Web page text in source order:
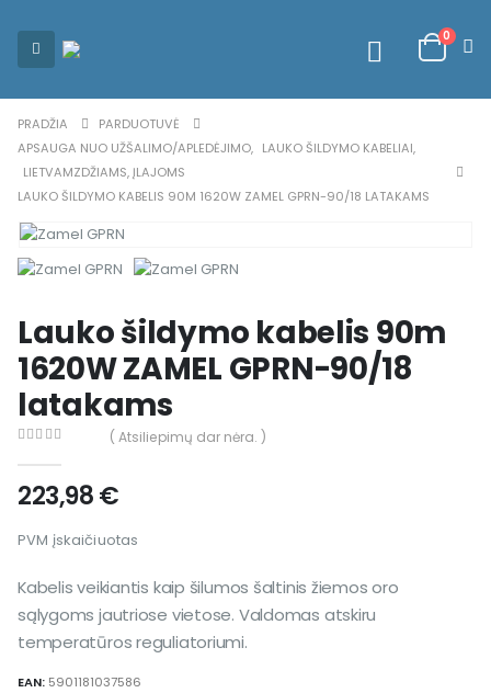
0
PRADŽIA
PARDUOTUVĖ
APSAUGA NUO UŽŠALIMO/APLEDĖJIMO, LAUKO ŠILDYMO KABELIAI,
LIETVAMZDŽIAMS, ĮLAJOMS
LAUKO ŠILDYMO KABELIS 90M 1620W ZAMEL GPRN-90/18 LATAKAMS
Lauko šildymo kabelis 90m
1620W ZAMEL GPRN-90/18
latakams
( Atsiliepimų dar nėra. )
223,98€
PVM įskaičiuotas
Kabelis veikiantis kaip šilumos šaltinis žiemos oro
sąlygoms jautriose vietose. Valdomas atskiru
temperatūros reguliatoriumi.
EAN: 5901181037586